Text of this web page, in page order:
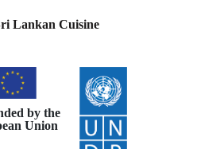
Lankan Cuisine
by the
Union